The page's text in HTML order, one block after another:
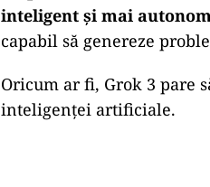
inteligent și mai
capabil să genereze
Oricum ar fi, Grok 3 pare
inteligenței artificiale.